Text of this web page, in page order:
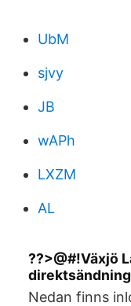
UbM
sjvy
JB
wAPh
LXZM
AL
??>@#!Växjö
Nedan finns